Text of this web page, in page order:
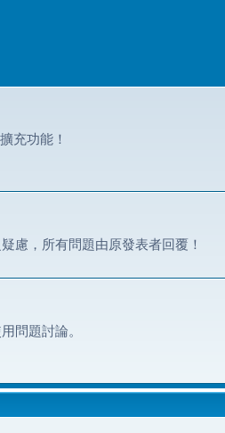
充功能！
慮，所有問題由原發表者回覆！
問題討論。